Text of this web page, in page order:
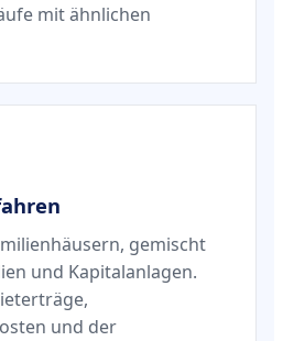
mit ähnlichen
gemischt
und Kapitalanlagen.
und der